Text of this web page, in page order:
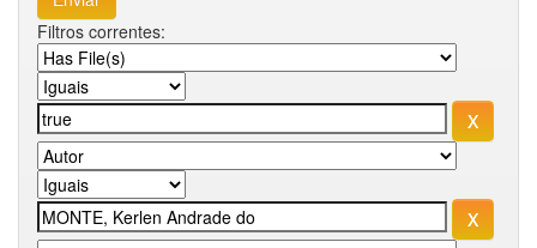
Filtros correntes: